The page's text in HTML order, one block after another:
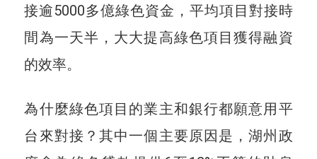
接逾5000多億綠色資金，平均項目對接時
間為一天半，大大提高綠色項目獲得融資
的效率。
為什麼綠色項目的業主和銀行都願意用平
台來對接？其中一個主要原因是，湖州政